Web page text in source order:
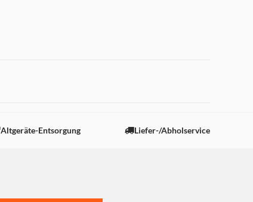
Altgeräte-Entsorgung Liefer-/Abholservice